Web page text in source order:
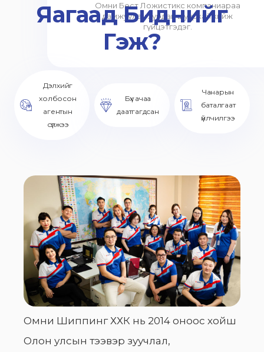
Омни Бест Ложистикс компаниараа
дамжуулан хурдан шуурхай хийж
гүйцэтгэдэг.
Яагаад Биднийг
Гэж?
Дэлхийг
холбосон
агентын
сүлжээ
Бүх ачаа
даатгагдсан
Чанарын
баталгаат
үйлчилгээ
Омни Шиппинг ХХК нь 2014 оноос хойш
Олон улсын тээвэр зуучлал,